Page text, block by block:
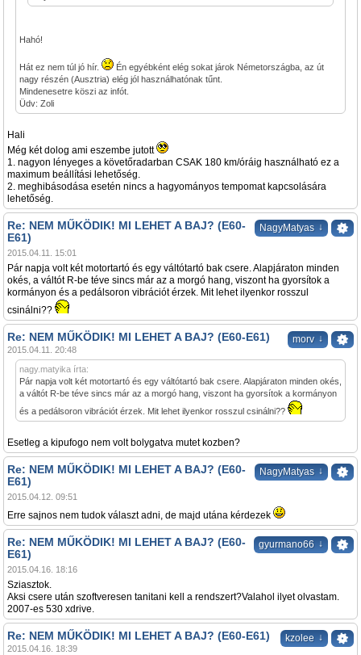
Hahó!
Hát ez nem túl jó hír.
Én egyébként elég sokat járok Németországba, az út
nagy részén (Ausztria) elég jól használhatónak tűnt.
Mindenesetre köszi az infót.
Üdv: Zoli
Hali
Még két dolog ami eszembe jutott
1. nagyon lényeges a követőradarban CSAK 180 km/óráig használható ez a
maximum beállítási lehetőség.
2. meghibásodása esetén nincs a hagyományos tempomat kapcsolására
lehetőség.
NagyMatyas ↓
Re: NEM MŰKÖDIK! MI LEHET A BAJ? (E60-
E61)
2015.04.11. 15:01
Pár napja volt két motortartó és egy váltótartó bak csere. Alapjáraton minden
okés, a váltót R-be téve sincs már az a morgó hang, viszont ha gyorsítok a
kormányon és a pedálsoron vibrációt érzek. Mit lehet ilyenkor rosszul
csinálni??
morv ↓
Re: NEM MŰKÖDIK! MI LEHET A BAJ? (E60-E61)
2015.04.11. 20:48
nagy.matyika írta:
Pár napja volt két motortartó és egy váltótartó bak csere. Alapjáraton minden okés,
a váltót R-be téve sincs már az a morgó hang, viszont ha gyorsítok a kormányon
és a pedálsoron vibrációt érzek. Mit lehet ilyenkor rosszul csinálni??
Esetleg a kipufogo nem volt bolygatva mutet kozben?
NagyMatyas ↓
Re: NEM MŰKÖDIK! MI LEHET A BAJ? (E60-
E61)
2015.04.12. 09:51
Erre sajnos nem tudok választ adni, de majd utána kérdezek
gyurmano66 ↓
Re: NEM MŰKÖDIK! MI LEHET A BAJ? (E60-
E61)
2015.04.16. 18:16
Sziasztok.
Aksi csere után szoftveresen tanitani kell a rendszert?Valahol ilyet olvastam.
2007-es 530 xdrive.
kzolee ↓
Re: NEM MŰKÖDIK! MI LEHET A BAJ? (E60-E61)
2015.04.16. 18:39